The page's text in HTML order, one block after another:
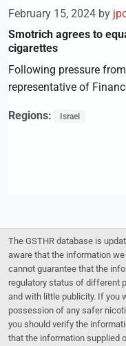
February 15, 2024 by
Smotrich agrees to
cigarettes
Following pressure
representative of
Regions: Israel
The GSTHR database is
aware that the information
cannot guarantee that the
regulatory status of different
and with little publicity. If you
possession of any safer
you should verify the
that the information supplied